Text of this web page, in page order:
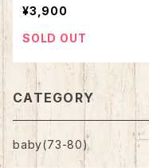
¥3,900
SOLD OUT
CATEGORY
baby(73-80)